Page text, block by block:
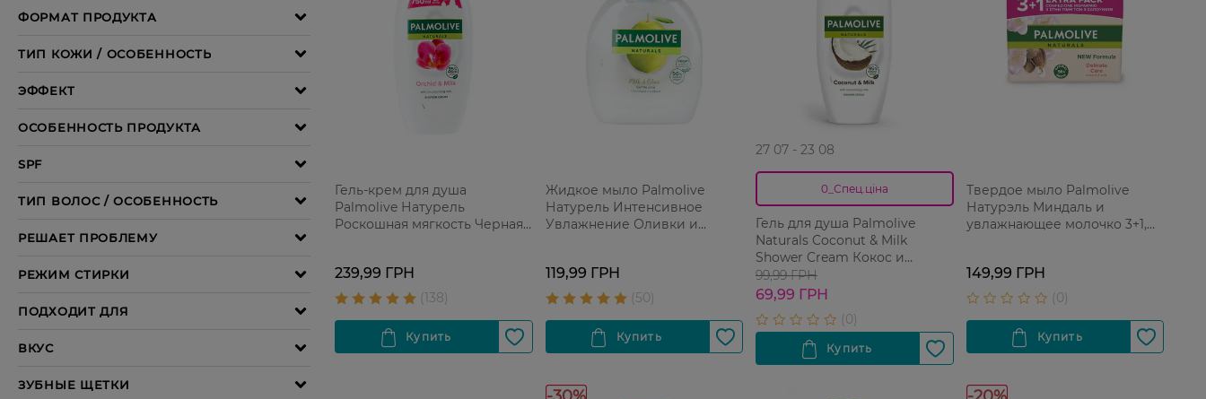
Гель-крем для душа
Palmolive Натурель
Роскошная мягкость Черная
239,99 ГРН
Жидкое мыло Palmolive
Натурель Интенсивное
Увлажнение Оливки и
119,99 ГРН
27 07 - 23 08
0_Спец.ціна
Гель для душа Palmolive
Naturals Coconut & Milk
Shower Cream Кокос и
молочко 250 мл
99,99 ГРН
69,99 ГРН
Твердое мыло Palmolive
Натурэль Миндаль и
увлажнающее молочко 3+1,
149,99 ГРН